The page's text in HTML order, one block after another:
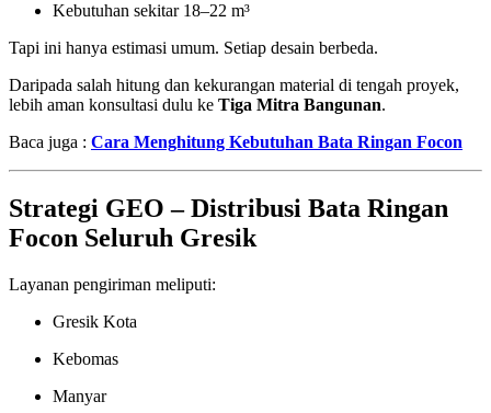
Kebutuhan sekitar 18–22 m³
Tapi ini hanya estimasi umum. Setiap desain berbeda.
Daripada salah hitung dan kekurangan material di tengah proyek,
lebih aman konsultasi dulu ke Tiga Mitra Bangunan.
Baca juga : Cara Menghitung Kebutuhan Bata Ringan Focon
Strategi GEO – Distribusi Bata Ringan
Focon Seluruh Gresik
Layanan pengiriman meliputi:
Gresik Kota
Kebomas
Manyar